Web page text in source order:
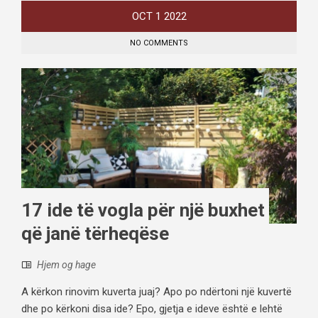
OCT 1 2022
NO COMMENTS
17 ide të vogla për një buxhet
që janë tërheqëse
Hjem og hage
A kërkon rinovim kuverta juaj? Apo po ndërtoni një kuvertë
dhe po kërkoni disa ide? Epo, gjetja e ideve është e lehtë